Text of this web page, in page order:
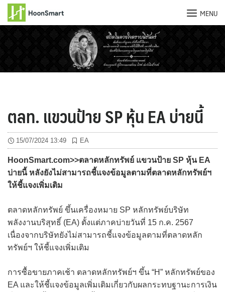
MENU
ตลท. แขวนป้าย SP หุ้น EA บ่ายนี้
15/07/2024 13:49 EA
HoonSmart.com>>ตลาดหลักทรัพย์ แขวนป้าย SP หุ้น EA
บ่ายนี้ หลังยังไม่สามารถชี้แจงข้อมูลตามที่ตลาดหลักทรัพย์ฯ
ให้ชี้แจงเพิ่มเติม
ตลาดหลักทรัพย์ ขึ้นเครื่องหมาย SP หลักทรัพย์บริษัท
พลังงานบริสุทธิ์ (EA) ตั้งแต่ภาคบ่ายวันที่ 15 ก.ค. 2567
เนื่องจากบริษัทยังไม่สามารถชี้แจงข้อมูลตามที่ตลาดหลัก
ทรัพย์ฯ ให้ชี้แจงเพิ่มเติม
การซื้อขายภาคเช้า ตลาดหลักทรัพย์ฯ ขึ้น “H” หลักทรัพย์ของ
EA และให้ชี้แจงข้อมูลเพิ่มเติมเกี่ยวกับผลกระทบฐานะการเงิน